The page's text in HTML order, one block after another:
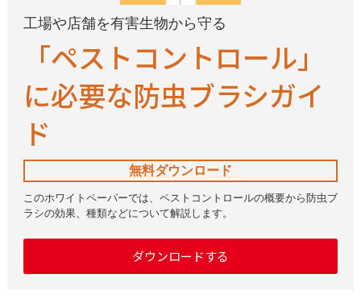
工場や店舗を有害生物から守る
「ペストコントロール」
に必要な防虫ブラシガイ
ド
無料ダウンロード
このホワイトペーパーでは、ペストコントロールの概要から防虫ブ
ラシの効果、種類などについて解説します。
ダウンロードする